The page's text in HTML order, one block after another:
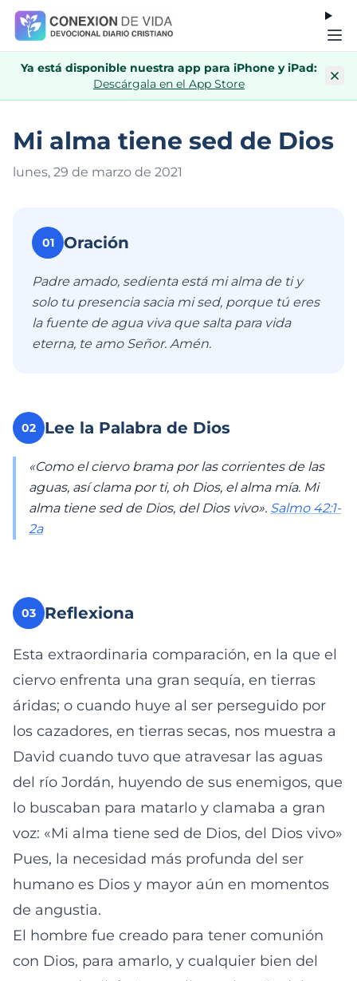
Ya está disponible nuestra app para iPhone y iPad:
Descárgala en el App Store
Mi alma tiene sed de Dios
lunes, 29 de marzo de 2021
01 Oración
Padre amado, sedienta está mi alma de ti y
solo tu presencia sacia mi sed, porque tú eres
la fuente de agua viva que salta para vida
eterna, te amo Señor. Amén.
02 Lee la Palabra de Dios
«Como el ciervo brama por las corrientes de las
aguas, así clama por ti, oh Dios, el alma mía. Mi
alma tiene sed de Dios, del Dios vivo». Salmo 42:1-
2a
03 Reflexiona
Esta extraordinaria comparación, en la que el
ciervo enfrenta una gran sequía, en tierras
áridas; o cuando huye al ser perseguido por
los cazadores, en tierras secas, nos muestra a
David cuando tuvo que atravesar las aguas
del río Jordán, huyendo de sus enemigos, que
lo buscaban para matarlo y clamaba a gran
voz: «Mi alma tiene sed de Dios, del Dios vivo»
Pues, la necesidad más profunda del ser
humano es Dios y mayor aún en momentos
de angustia.
El hombre fue creado para tener comunión
con Dios, para amarlo, y cualquier bien del